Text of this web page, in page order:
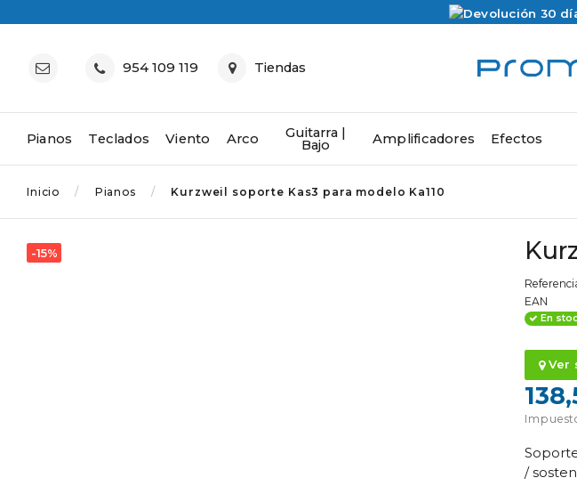
954 109 119 Tiendas
Pianos Teclados Viento Arco Guitarra |
Bajo Amplificadores Efectos
Inicio Pianos Kurzweil soporte Kas3 para modelo Ka110
-15%
EAN
En
Ver
/